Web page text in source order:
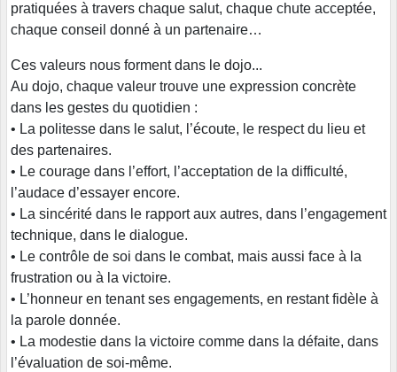
pratiquées à travers chaque salut, chaque chute acceptée,
chaque conseil donné à un partenaire…
Ces valeurs nous forment dans le dojo...
Au dojo, chaque valeur trouve une expression concrète
dans les gestes du quotidien :
• La politesse dans le salut, l’écoute, le respect du lieu et
des partenaires.
• Le courage dans l’effort, l’acceptation de la difficulté,
l’audace d’essayer encore.
• La sincérité dans le rapport aux autres, dans l’engagement
technique, dans le dialogue.
• Le contrôle de soi dans le combat, mais aussi face à la
frustration ou à la victoire.
• L’honneur en tenant ses engagements, en restant fidèle à
la parole donnée.
• La modestie dans la victoire comme dans la défaite, dans
l’évaluation de soi-même.